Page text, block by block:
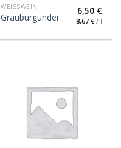
WEISSWEIN
Grauburgunder
6,50 €
8,67 €/ l